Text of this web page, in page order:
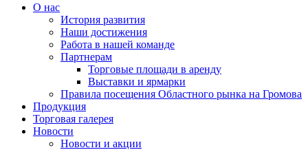
О нас
История развития
Наши достижения
Работа в нашей команде
Партнерам
Торговые площади в аренду
Выставки и ярмарки
Правила посещения Областного рынка на Громова
Продукция
Торговая галерея
Новости
Новости и акции